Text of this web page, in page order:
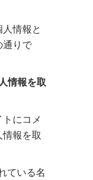
情報と
通りで
情報を取
にコメ
報を取
ている名